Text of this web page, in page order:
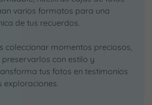
varios formatos para una
de tus recuerdos.
coleccionar momentos preciosos,
con estilo y
tus fotos en testimonios
exploraciones.